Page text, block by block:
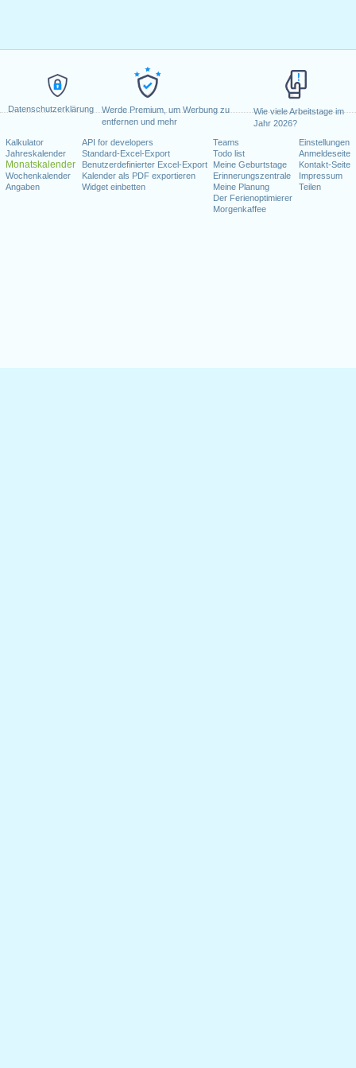
Datenschutzerklärung
Werde Premium, um Werbung zu
entfernen und mehr
Wie viele Arbeitstage im
Jahr 2026?
Kalkulator
Jahreskalender
Monatskalender
Wochenkalender
Angaben
API for developers
Standard-Excel-Export
Benutzerdefinierter Excel-Export
Kalender als PDF exportieren
Widget einbetten
Teams
Todo list
Meine Geburtstage
Erinnerungszentrale
Meine Planung
Der Ferienoptimierer
Morgenkaffee
Einstellungen
Anmeldeseite
Kontakt-Seite
Impressum
Teilen